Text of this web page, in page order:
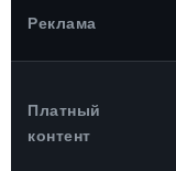
Реклама
Платный
контент